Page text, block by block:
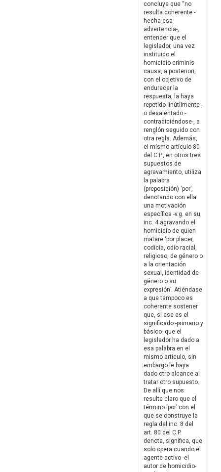
concluye que “no
resulta coherente -
hecha esa
advertencia-,
entender que el
legislador, una vez
instituido el
homicidio criminis
causa, a posteriori,
con el objetivo de
endurecer la
respuesta, la haya
repetido -inútilmente-,
o desalentado -
contradiciéndose-, a
renglón seguido con
otra regla. Además,
el mismo artículo 80
del C.P., en otros tres
supuestos de
agravamiento, utiliza
la palabra
(preposición) ‘por’,
denotando con ella
una motivación
específica -v.g. en su
inc. 4 agravando el
homicidio de quien
matare ‘por placer,
codicia, odio racial,
religioso, de género o
a la orientación
sexual, identidad de
género o su
expresión’. Atiéndase
a que tampoco es
coherente sostener
que, si ese es el
significado -primario y
básico- que el
legislador ha dado a
esa palabra en el
mismo artículo, sin
embargo le haya
dado otro alcance al
tratar otro supuesto.
De allí que nos
resulte claro que el
término ‘por’ con el
que se construye la
regla del inc. 8 del
art. 80 del C.P.
denota, significa, que
solo opera cuando el
agente activo -el
autor de homicidio-